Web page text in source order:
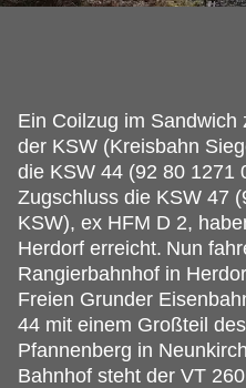
Ein Coilzug im Sandwich
der KSW (Kreisbahn
die KSW 44 (92 80 1271
Zugschluss die KSW 47
KSW), ex HFM D 2,
Herdorf erreicht. Nun
Rangierbahnhof in
Freien Grunder
44 mit einem Großteil
Pfannenberg in
Bahnhof steht der VT